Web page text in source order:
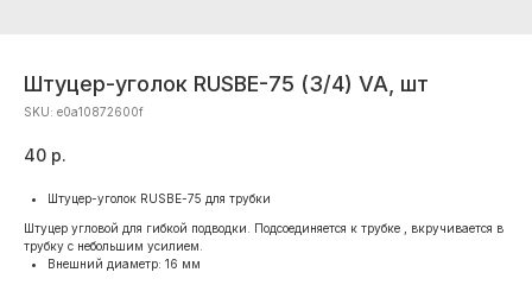
Штуцер-уголок RUSBE-75 (3/4) VA, шт
SKU: e0a10872600f
40 р.
Штуцер-уголок RUSBE-75 для трубки
Штуцер угловой для гибкой подводки. Подсоединяется к трубке , вкручивается в
трубку с небольшим усилием.
Внешний диаметр: 16 мм